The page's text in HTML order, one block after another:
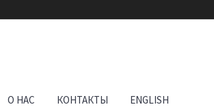
О НАС КОНТАКТЫ ENGLISH